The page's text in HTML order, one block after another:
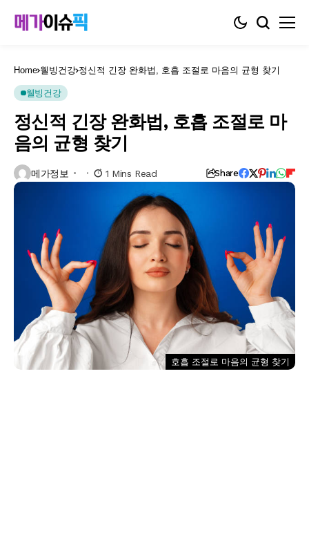
Home 웰빙건강 정신적 긴장 완화법, 호흡 조절로 마음의 균형 찾기
웰빙건강
정신적 긴장 완화법, 호흡 조절로 마
음의 균형 찾기
메가정보 1 Mins Read Share
호흡 조절로 마음의 균형 찾기